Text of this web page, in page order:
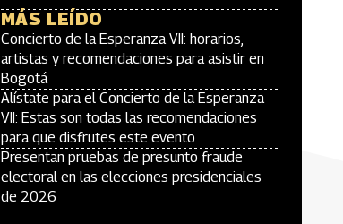
MÁS LEÍDO
Concierto de la Esperanza VII: horarios,
artistas y recomendaciones para asistir en
Bogotá
Alístate para el Concierto de la Esperanza
VII: Estas son todas las recomendaciones
para que disfrutes este evento
Presentan pruebas de presunto fraude
electoral en las elecciones presidenciales
de 2026